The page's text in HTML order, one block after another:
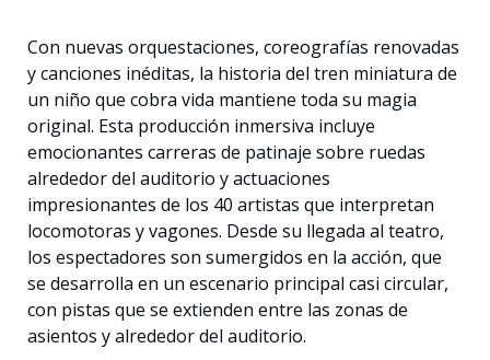
Con nuevas orquestaciones, coreografías renovadas
y canciones inéditas, la historia del tren miniatura de
un niño que cobra vida mantiene toda su magia
original. Esta producción inmersiva incluye
emocionantes carreras de patinaje sobre ruedas
alrededor del auditorio y actuaciones
impresionantes de los 40 artistas que interpretan
locomotoras y vagones. Desde su llegada al teatro,
los espectadores son sumergidos en la acción, que
se desarrolla en un escenario principal casi circular,
con pistas que se extienden entre las zonas de
asientos y alrededor del auditorio.